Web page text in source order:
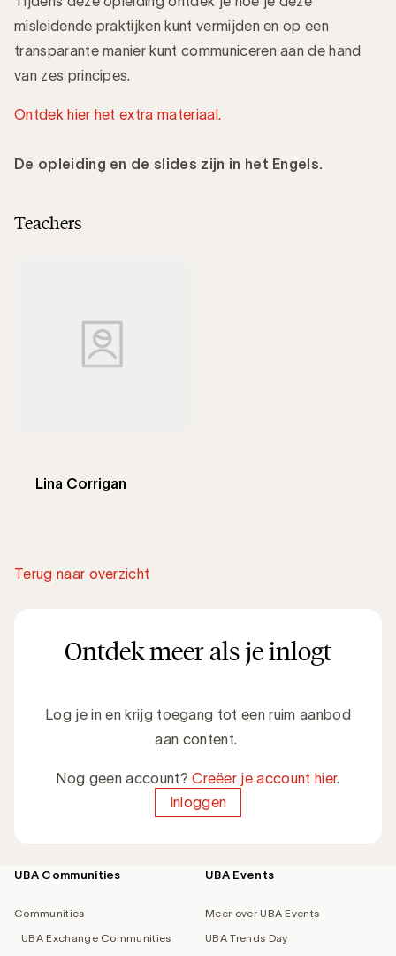
misleidende praktijken kunt vermijden en op een
transparante manier kunt communiceren aan de hand
van zes principes.
Ontdek hier het extra materiaal.
De opleiding en de slides zijn in het Engels.
Teachers
Lina Corrigan
Terug naar overzicht
Ontdek meer als je inlogt
Log je in en krijg toegang tot een ruim aanbod
aan content.
Nog geen account?Creëer je account hier.
Inloggen
Footer
UBA Communities
Communities
UBA Exchange Communities
UBA Events
Meer over UBA Events
UBA Trends Day